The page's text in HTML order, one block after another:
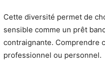
Cette diversité permet de
sensible comme un prêt
contraignante. Comprendre
professionnel ou personnel.